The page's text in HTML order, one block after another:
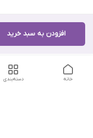
افزودن به سبد خرید
دسته‌بندی خانه